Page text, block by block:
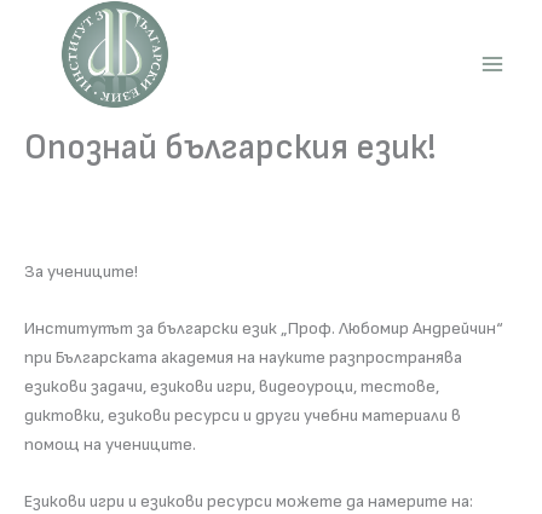
content
Опознай българския език!
За учениците!
Институтът за български език „Проф. Любомир Андрейчин“
при Българската академия на науките разпространява
езикови задачи, езикови игри, видеоуроци, тестове,
диктовки, езикови ресурси и други учебни материали в
помощ на учениците.
Езикови игри и езикови ресурси можете да намерите на: